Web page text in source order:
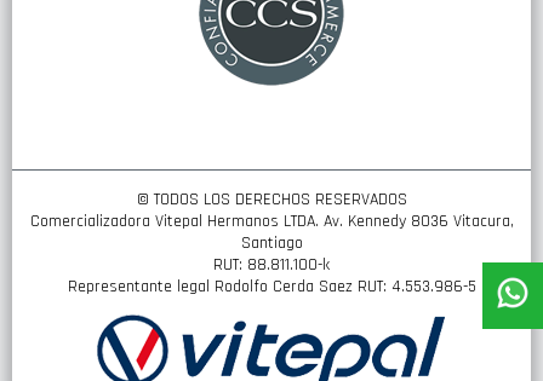
© TODOS LOS DERECHOS RESERVADOS
Comercializadora Vitepal Hermanos LTDA. Av. Kennedy 8036 Vitacura,
Santiago
RUT: 88.811.100-k
Representante legal Rodolfo Cerda Saez RUT: 4.553.986-5